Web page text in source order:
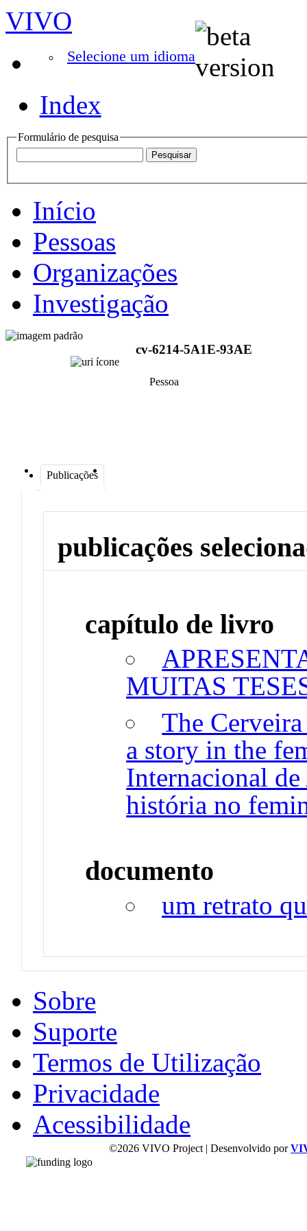
VIVO
Selecione um idioma
Index
Formulário de pesquisa
Início
Pessoas
Organizações
Investigação
cv-6214-5A1E-93AE
Pessoa
Publicações
publicações
capítulo de livro
MUITAS
The
a story in the
Internacional
história no
documento
um retrato
Sobre
Suporte
Termos de Utilização
Privacidade
Acessibilidade
©2026 VIVO Project | Desenvolvido por